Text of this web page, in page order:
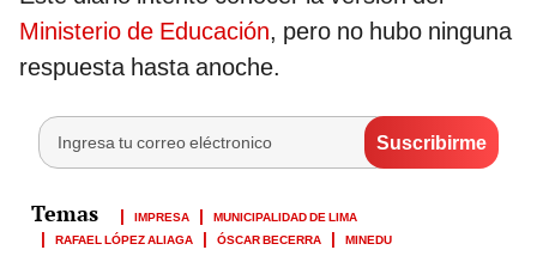
Ministerio de Educación, pero no hubo ninguna
respuesta hasta anoche.
IMPRESA
MUNICIPALIDAD DE LIMA
RAFAEL LÓPEZ ALIAGA
ÓSCAR BECERRA MINEDU